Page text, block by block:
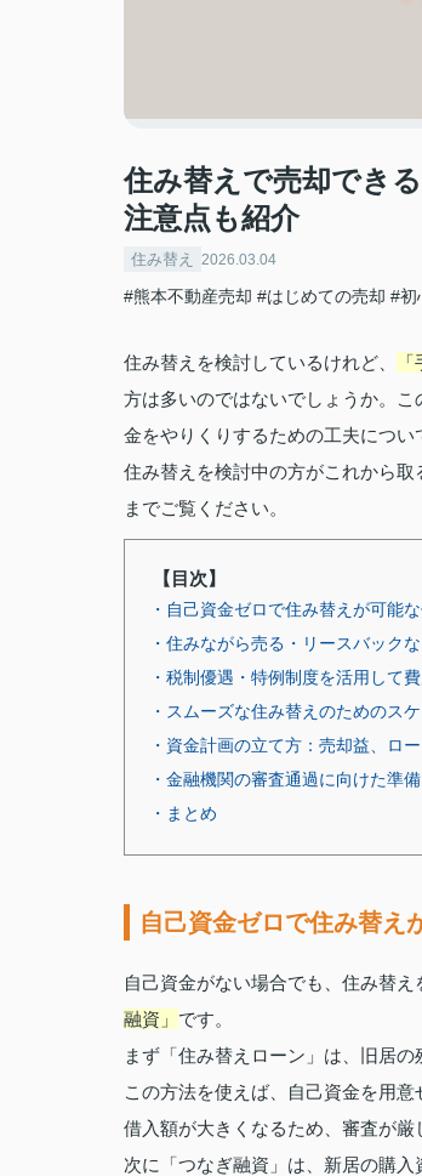
住み替えで売却でき
注意点も紹介
住み替え 2026.03.04
#熊本不動産売却 #はじめての売却 #初
住み替えを検討しているけれど、
方は多いのではないでしょうか。
金をやりくりするための工夫につい
住み替えを検討中の方がこれから
までご覧ください。
【目次】
・自己資金ゼロで住み替えが可能
・住みながら売る・リースバック
・税制優遇・特例制度を活用して
・スムーズな住み替えのためのス
・資金計画の立て方：売却益、ロ
・金融機関の審査通過に向けた準
・まとめ
自己資金ゼロで住み替え
自己資金がない場合でも、住み替
融資」 です。
まず「住み替えローン」は、旧居
この方法を使えば、自己資金を用
借入額が大きくなるため、審査が厳
次に「つなぎ融資」は、新居の購